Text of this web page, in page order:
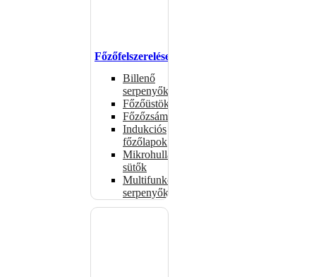
Főzőfelszerelések
Billenő
serpenyők
Főzőüstök
Főzőzsámolyok
Indukciós
főzőlapok
Mikrohullámú
sütők
Multifunkciós
serpenyők